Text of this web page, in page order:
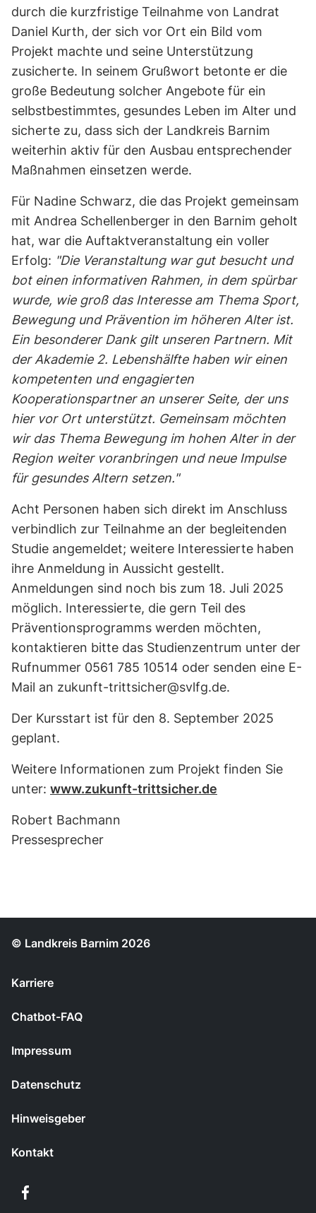
durch die kurzfristige Teilnahme von Landrat
Daniel Kurth, der sich vor Ort ein Bild vom
Projekt machte und seine Unterstützung
zusicherte. In seinem Grußwort betonte er die
große Bedeutung solcher Angebote für ein
selbstbestimmtes, gesundes Leben im Alter und
sicherte zu, dass sich der Landkreis Barnim
weiterhin aktiv für den Ausbau entsprechender
Maßnahmen einsetzen werde.
Für Nadine Schwarz, die das Projekt gemeinsam
mit Andrea Schellenberger in den Barnim geholt
hat, war die Auftaktveranstaltung ein voller
Erfolg: "Die Veranstaltung war gut besucht und
bot einen informativen Rahmen, in dem spürbar
wurde, wie groß das Interesse am Thema Sport,
Bewegung und Prävention im höheren Alter ist.
Ein besonderer Dank gilt unseren Partnern. Mit
der Akademie 2. Lebenshälfte haben wir einen
kompetenten und engagierten
Kooperationspartner an unserer Seite, der uns
hier vor Ort unterstützt. Gemeinsam möchten
wir das Thema Bewegung im hohen Alter in der
Region weiter voranbringen und neue Impulse
für gesundes Altern setzen."
Acht Personen haben sich direkt im Anschluss
verbindlich zur Teilnahme an der begleitenden
Studie angemeldet; weitere Interessierte haben
ihre Anmeldung in Aussicht gestellt.
Anmeldungen sind noch bis zum 18. Juli 2025
möglich. Interessierte, die gern Teil des
Präventionsprogramms werden möchten,
kontaktieren bitte das Studienzentrum unter der
Rufnummer 0561 785 10514 oder senden eine E-
Mail an zukunft-trittsicher@svlfg.de.
Der Kursstart ist für den 8. September 2025
geplant.
Weitere Informationen zum Projekt finden Sie
unter: www.zukunft-trittsicher.de
Robert Bachmann
Pressesprecher
© Landkreis Barnim 2026
Karriere
Chatbot-FAQ
Impressum
Datenschutz
Hinweisgeber
Kontakt
Facebook